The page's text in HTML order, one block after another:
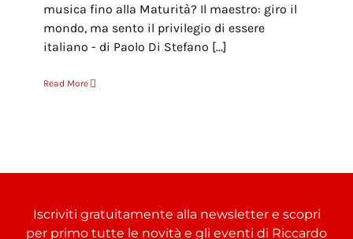
musica fino alla Maturità? Il maestro: giro il
mondo, ma sento il privilegio di essere
italiano - di Paolo Di Stefano [...]
Read More
Iscriviti gratuitamente alla newsletter e scopri
per primo tutte le novità e gli eventi di Riccardo